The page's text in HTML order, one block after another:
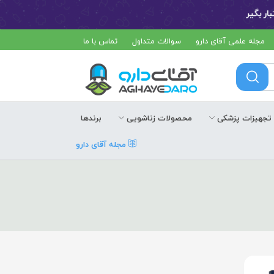
مجله علمی آقای دارو سوالات متداول تماس با ما
تجهیزات پزشکی محصولات زناشویی
برندها
مجله آقای دارو